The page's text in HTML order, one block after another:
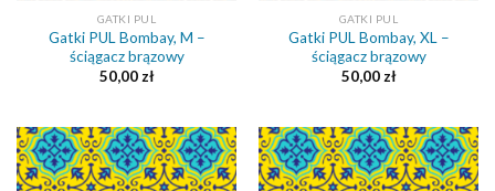
GATKI PUL
Gatki PUL Bombay, M –
ściągacz brązowy
50,00 zł
GATKI PUL
Gatki PUL Bombay, XL –
ściągacz brązowy
50,00 zł